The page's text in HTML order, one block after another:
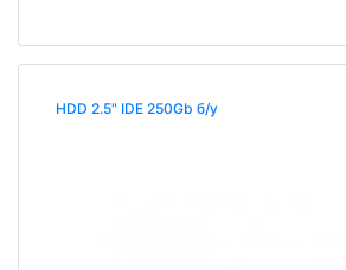
HDD 2.5" IDE 250Gb б/у